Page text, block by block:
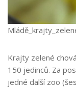
Krajty zelené
150 jedinců. Za
jedné další zoo